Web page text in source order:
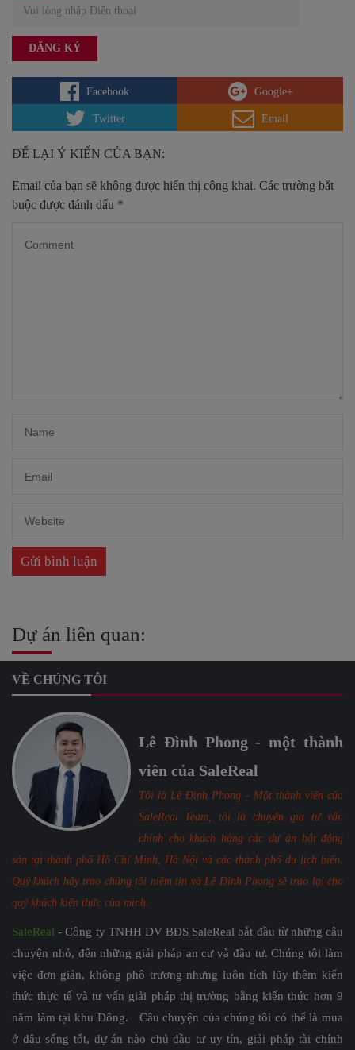
Facebook Google+
Twitter Email
ĐỂ LẠI Ý KIẾN CỦA BẠN:
Email của bạn sẽ không được hiển thị công khai. Các trường bắt
buộc được đánh dấu *
Dự án liên quan:
VỀ CHÚNG TÔI
Lê Đình Phong - một thành
viên của SaleReal
Tôi là Lê Đình Phong - Một thành viên của
SaleReal Team, tôi là chuyên gia tư vấn
chính cho khách hàng các dự án bất động
sản tại thành phố Hồ Chí Minh, Hà Nội và các thành phố du lịch biển.
Quý khách hãy trao chúng tôi niềm tin và Lê Đình Phong sẽ trao lại cho
quý khách kiến thức của mình.
SaleReal - Công ty TNHH DV BĐS SaleReal bắt đầu từ những câu
chuyện nhỏ, đến những giải pháp an cư và đầu tư. Chúng tôi làm
việc đơn giản, không phô trương nhưng luôn tích lũy thêm kiến
thức thực tế và tư vấn giải pháp thị trường bằng kiến thức hơn 9
năm làm tại khu Đông. Câu chuyện của chúng tôi có thể là mua
ở đâu sống tốt, dự án nào chủ đầu tư uy tín, giải pháp tài chính